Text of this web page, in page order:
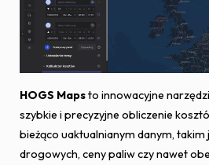
HOGS Mapsto innowacyjne
szybkie i precyzyjne obliczenie
bieżąco uaktualnianym danym, takim
drogowych, ceny paliw czy nawet